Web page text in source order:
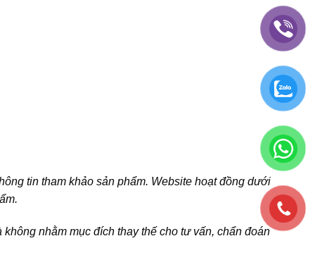
tin tham khảo sản phẩm. Website hoạt đồng dưới
nhằm mục đích thay thế cho tư vấn, chẩn đoán